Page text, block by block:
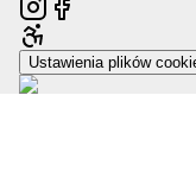
Ustawienia plików